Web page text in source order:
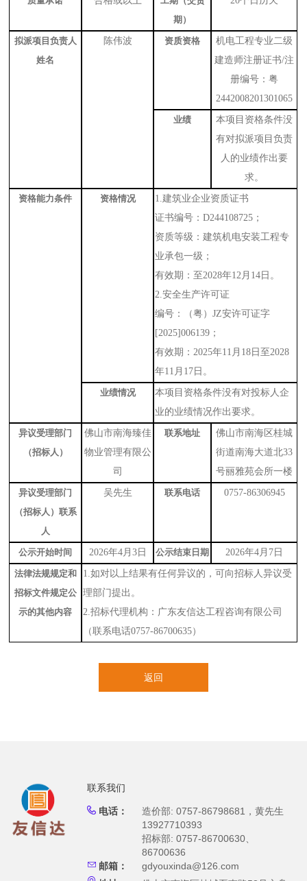
期）
拟派项目负责人
姓名
陈伟波 资质资格 机电工程专业二级
建造师注册证书/注
册编号 ：粤
2442008201301065
业绩
本项目资格条件没
有对拟派项目负责
人的业绩作出要
求。
资格能力条件 资格情况
1.建筑业企业资质证书
证书编号： D244108725；
资质等级 ： 建筑机电安装工程专
业承包一级 ；
有效期 ：至2028年12月14日。
2.安全生产许可证
编号：（粤） JZ安许可证字
[2025]006139；
有效期： 2025年11月18日至2028
年11月17日。
业绩情况 本项目资格条件没有对投标人企
业的业绩情况作出要求。
异议受理部门
（招标人）
佛山市南海臻佳
物业管理有限公
司
联系地址
佛山市南海区桂城
街道南海大道北33
号丽雅苑会所一楼
异议受理部门
（招标人）联系
人
吴先生 联系电话 0757-86306945
公示开始时间 2026年4月3日 公示结束日期 2026年4月7日
法律法规规定和
招标文件规定公
示的其他内容
1.如对以上结果有任何异议的，可向招标人异议受
理部门提出 。
2.招标代理机构： 广东友信达工程咨询有限公司
（联系电话0757-86700635）
返回
联系我们
电话：
造价部: 0757-86798681，黄先生
13927710393
招标部: 0757-86700630、
86700636
邮箱：
gdyouxinda@126.com